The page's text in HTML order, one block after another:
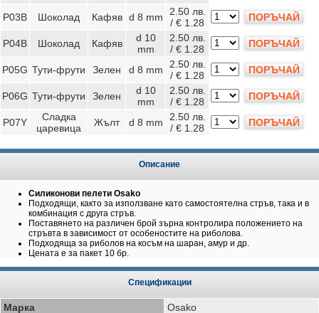
P03B Шоколад Кафяв d 8 mm
2.50 лв.
/ € 1.28
ПОРЪЧАЙ
P04B Шоколад Кафяв
d 10
mm
2.50 лв.
/ € 1.28
ПОРЪЧАЙ
P05G Тути-фрути Зелен d 8 mm
2.50 лв.
/ € 1.28
ПОРЪЧАЙ
P06G Тути-фрути Зелен
d 10
mm
2.50 лв.
/ € 1.28
ПОРЪЧАЙ
P07Y
Сладка
царевица
Жълт d 8 mm
2.50 лв.
/ € 1.28
ПОРЪЧАЙ
Описание
Силиконови пелети Osako
Подходящи, както за използване като самостоятелна стръв, така и в
комбинация с друга стръв.
Поставянето на различен брой зърна контролира положението на
стръвта в зависимост от особеностите на риболова.
Подходяща за риболов на косъм на шаран, амур и др.
Цената е за пакет 10 бр.
Спецификации
Марка Osako